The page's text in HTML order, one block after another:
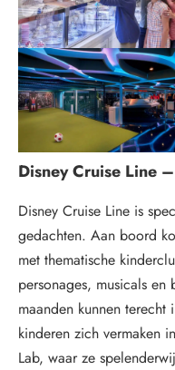
Disney Cruise Line
Disney Cruise Line is
gedachten. Aan boord
met thematische
personages, musicals
maanden kunnen
kinderen zich vermaken
Lab, waar ze